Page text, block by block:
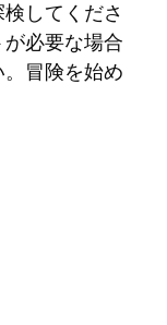
してくださ
必要な場合
冒険を始め